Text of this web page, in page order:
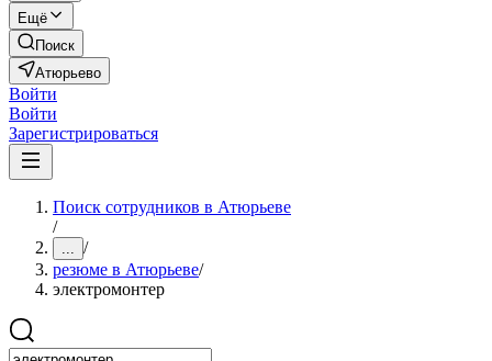
Ещё
Поиск
Атюрьево
Войти
Войти
Зарегистрироваться
Поиск сотрудников в Атюрьеве
/
... /
резюме в Атюрьеве/
электромонтер